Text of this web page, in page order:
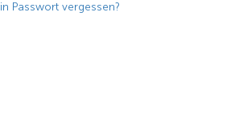
Passwort vergessen?